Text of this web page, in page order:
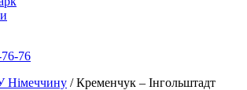
76
Нiмеччину /Кременчук – Інгольштадт